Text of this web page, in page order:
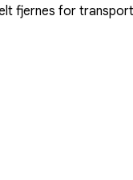
fjernes for